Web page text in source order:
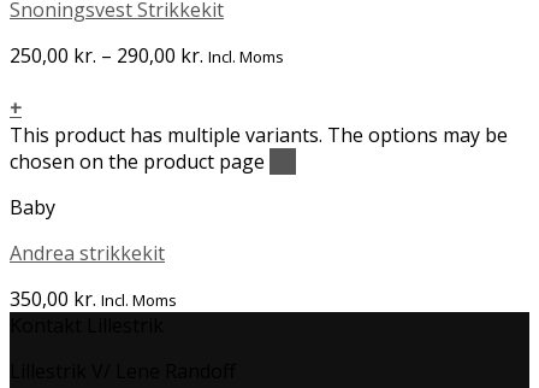
Snoningsvest Strikkekit
250,00 kr. – 290,00 kr. Incl. Moms
+
This product has multiple variants. The options may be
chosen on the product page
Baby
Andrea strikkekit
350,00 kr. Incl. Moms